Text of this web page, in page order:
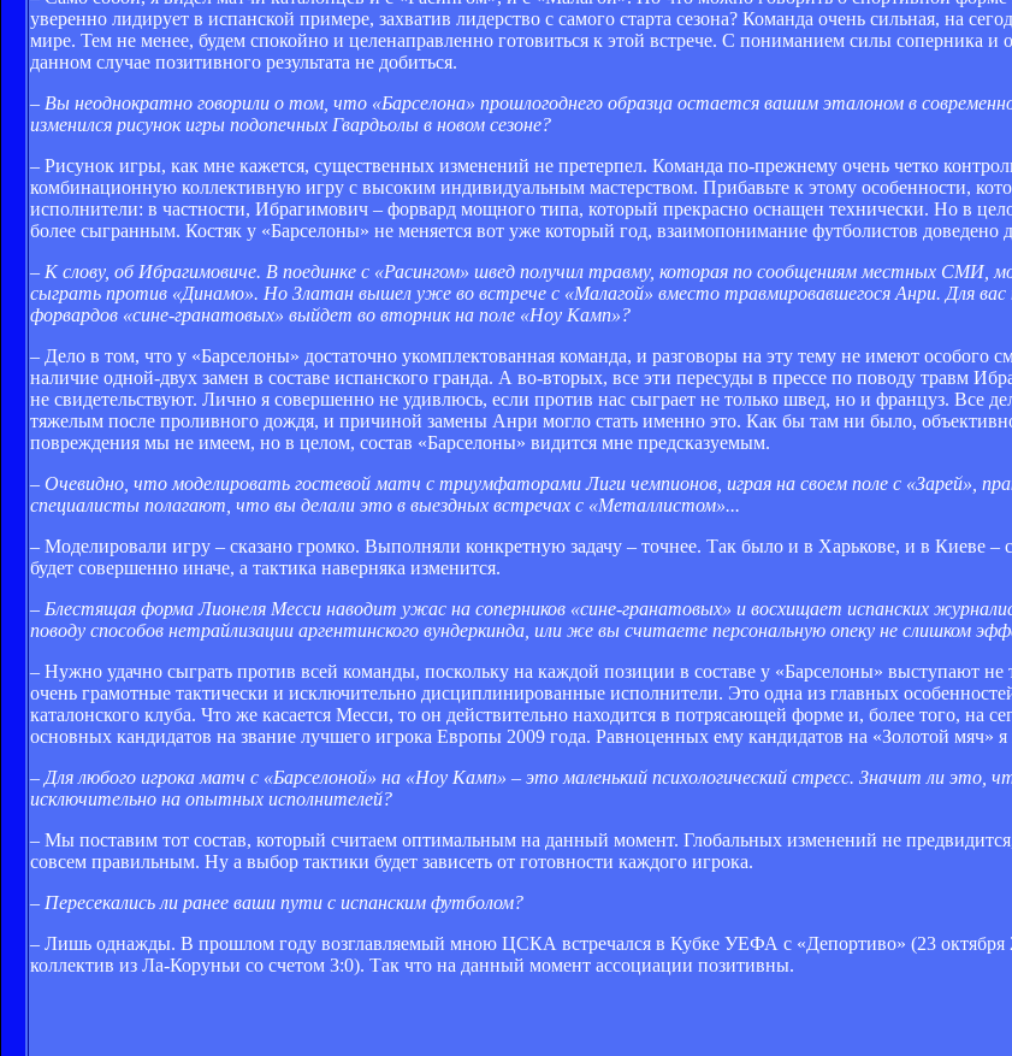
уверенно лидирует в испанской примере, захватив лидерство с самого старта сезона? Команда очень сильная, на
мире. Тем не менее, будем спокойно и целенаправленно готовиться к этой встрече. С пониманием силы соперника и
данном случае позитивного результата не добиться.
– Вы неоднократно говорили о том, что «Барселона» прошлогоднего образца остается вашим эталоном в
изменился рисунок игры подопечных Гвардьолы в новом сезоне?
– Рисунок игры, как мне кажется, существенных изменений не претерпел. Команда по-прежнему очень четко
комбинационную коллективную игру с высоким индивидуальным мастерством. Прибавьте к этому особенности,
исполнители: в частности, Ибрагимович – форвард мощного типа, который прекрасно оснащен технически. Но в
более сыгранным. Костяк у «Барселоны» не меняется вот уже который год, взаимопонимание футболистов доведено
– К слову, об Ибрагимовиче. В поединке с «Расингом» швед получил травму, которая по сообщениям местных СМИ,
сыграть против «Динамо». Но Златан вышел уже во встрече с «Малагой» вместо травмировавшегося Анри. Для
форвардов «сине-гранатовых» выйдет во вторник на поле «Ноу Камп»?
– Дело в том, что у «Барселоны» достаточно укомплектованная команда, и разговоры на эту тему не имеют
наличие одной-двух замен в составе испанского гранда. А во-вторых, все эти пересуды в прессе по поводу травм
не свидетельствуют. Лично я совершенно не удивлюсь, если против нас сыграет не только швед, но и француз. Все
тяжелым после проливного дождя, и причиной замены Анри могло стать именно это. Как бы там ни было,
повреждения мы не имеем, но в целом, состав «Барселоны» видится мне предсказуемым.
– Очевидно, что моделировать гостевой матч с триумфаторами Лиги чемпионов, играя на своем поле с «Зарей»,
специалисты полагают, что вы делали это в выездных встречах с «Металлистом»...
– Моделировали игру – сказано громко. Выполняли конкретную задачу – точнее. Так было и в Харькове, и в Киеве –
будет совершенно иначе, а тактика наверняка изменится.
– Блестящая форма Лионеля Месси наводит ужас на соперников «сине-гранатовых» и восхищает испанских
поводу способов нетрайлизации аргентинского вундеркинда, или же вы считаете персональную опеку не слишком
– Нужно удачно сыграть против всей команды, поскольку на каждой позиции в составе у «Барселоны» выступают не
очень грамотные тактически и исключительно дисциплинированные исполнители. Это одна из главных
каталонского клуба. Что же касается Месси, то он действительно находится в потрясающей форме и, более того, на
основных кандидатов на звание лучшего игрока Европы 2009 года. Равноценных ему кандидатов на «Золотой мяч»
– Для любого игрока матч с «Барселоной» на «Ноу Камп» – это маленький психологический стресс. Значит ли это,
исключительно на опытных исполнителей?
– Мы поставим тот состав, который считаем оптимальным на данный момент. Глобальных изменений не
совсем правильным. Ну а выбор тактики будет зависеть от готовности каждого игрока.
– Пересекались ли ранее ваши пути с испанским футболом?
– Лишь однажды. В прошлом году возглавляемый мною ЦСКА встречался в Кубке УЕФА с «Депортиво» (23 октября
коллектив из Ла-Коруньи со счетом 3:0). Так что на данный момент ассоциации позитивны.